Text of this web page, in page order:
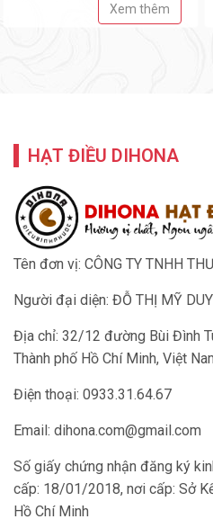
Xem thêm
HẠT ĐIỀU DIHONA
Tên đơn vị: CÔNG TY TNHH
Người đại diện: ĐỖ THỊ MỸ
Địa chỉ: 32/12 đường Bùi Đình
Thành phố Hồ Chí Minh, Việt
Điện thoại: 0933.31.64.67
Email: dihona.com@gmail.com
Số giấy chứng nhận đăng ký
cấp: 18/01/2018, nơi cấp: Sở
Hồ Chí Minh